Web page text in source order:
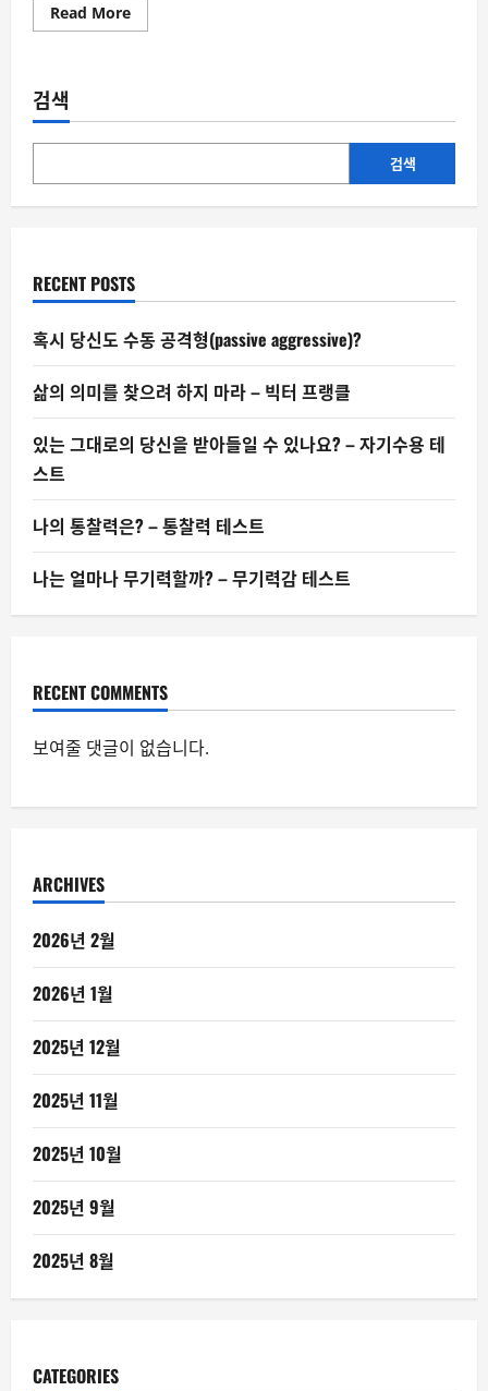
Read MoreRead
more
률
년
에
고
국
가
적
기
로
인
검색
검색
RECENT POSTS
혹시 당신도 수동 공격형(passive aggressive)?
삶의 의미를 찾으려 하지 마라 – 빅터 프랭클
있는 그대로의 당신을 받아들일 수 있나요? – 자기수용 테
스트
나의 통찰력은? – 통찰력 테스트
나는 얼마나 무기력할까? – 무기력감 테스트
RECENT COMMENTS
보여줄 댓글이 없습니다.
ARCHIVES
2026년 2월
2026년 1월
2025년 12월
2025년 11월
2025년 10월
2025년 9월
2025년 8월
CATEGORIES